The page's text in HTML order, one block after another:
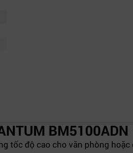
tốc độ cao cho văn phòng